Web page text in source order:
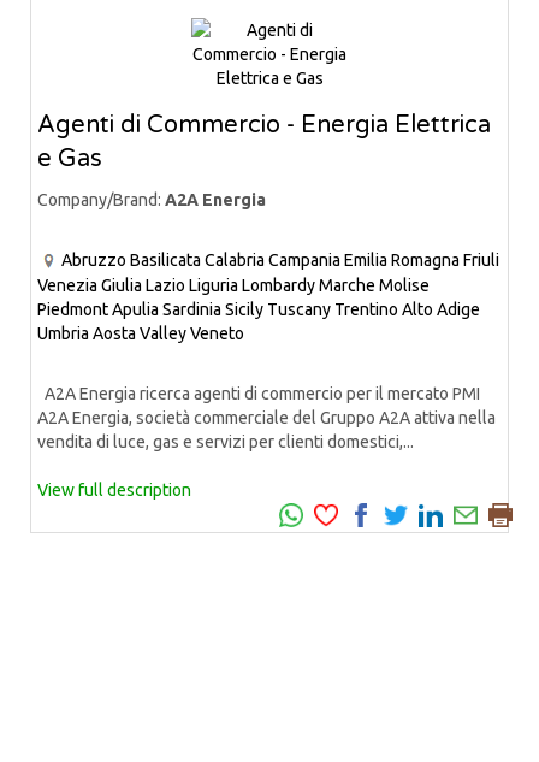
Agenti di Commercio - Energia Elettrica
e Gas
Company/Brand: A2A Energia
Abruzzo Basilicata Calabria Campania Emilia Romagna Friuli
Venezia Giulia Lazio Liguria LombardyMarche Molise
PiedmontApulia Sardinia Sicily Tuscany Trentino Alto Adige
Umbria Aosta ValleyVeneto
A2A Energia ricerca agenti di commercio per il mercato PMI
A2A Energia, società commerciale del Gruppo A2A attiva nella
vendita di luce, gas e servizi per clienti domestici,...
View full description